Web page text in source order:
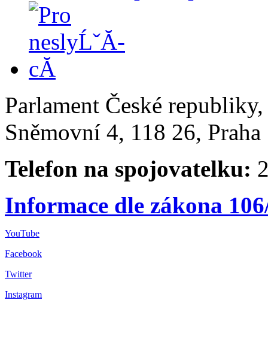
Parlament České
Sněmovní 4, 118 26,
Telefon na spojovatelku:
Informace dle zákona
YouTube
Facebook
Twitter
Instagram